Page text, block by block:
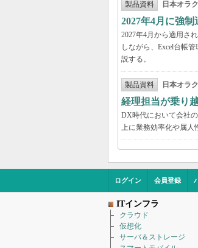
製品資料 日本オラ
2027年4月に強
2027年4月から適用さ
しながら、Excel台帳
説する。
製品資料 日本オラ
経理担当が乗り
DX時代において会社
上に業務効率化や属人
ログイン 会員登録
ITインフラ
クラウド
仮想化
サーバ＆ストレージ